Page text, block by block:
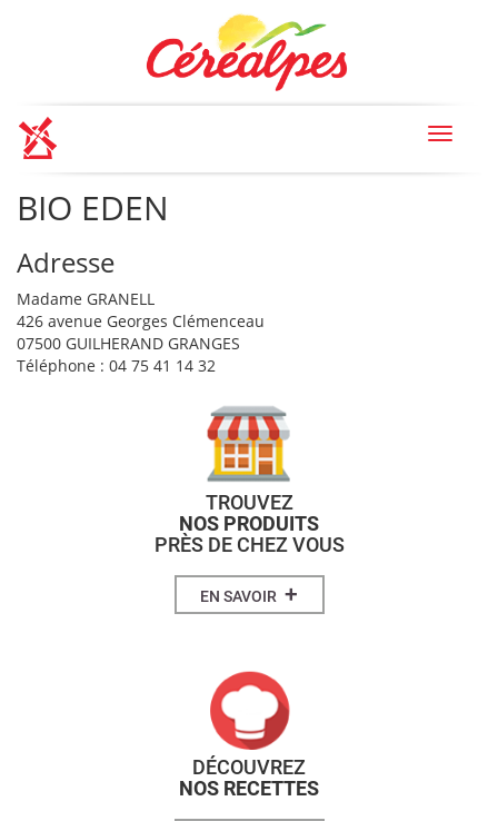
Toggle
BIO EDEN
Adresse
Madame GRANELL
426 avenue Georges Clémenceau
07500 GUILHERAND GRANGES
Téléphone : 04 75 41 14 32
TROUVEZ
NOS PRODUITS
PRÈS DE CHEZ VOUS
EN SAVOIR +
DÉCOUVREZ
NOS RECETTES